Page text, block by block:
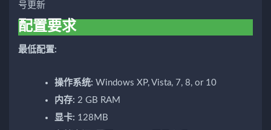
号更新
配置要求
最低配置:
操作系统: Windows XP, Vista, 7, 8, or 10
内存: 2 GB RAM
显卡: 128MB